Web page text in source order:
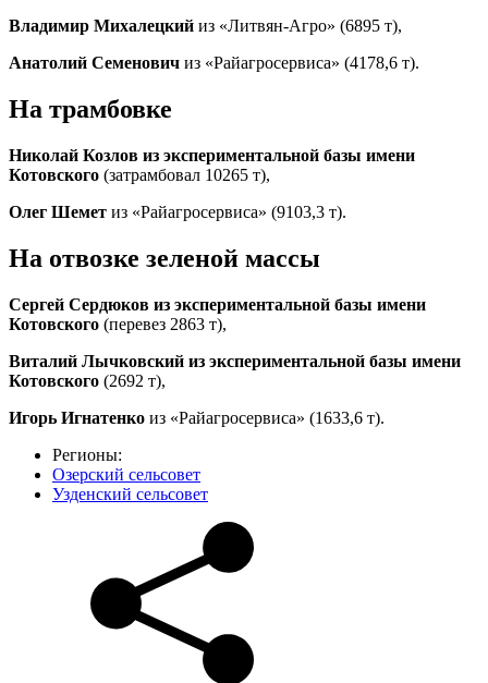
Владимир Михалецкий из «Литвян-Агро» (6895 т),
Анатолий Семенович из «Райагросервиса» (4178,6 т).
На трамбовке
Николай Козлов из экспериментальной базы имени
Котовского (затрамбовал 10265 т),
Олег Шемет из «Райагросервиса» (9103,3 т).
На отвозке зеленой массы
Сергей Сердюков из экспериментальной базы имени
Котовского (перевез 2863 т),
Виталий Лычковский из экспериментальной базы имени
Котовского (2692 т),
Игорь Игнатенко из «Райагросервиса» (1633,6 т).
Регионы:
Озерский сельсовет
Узденский сельсовет